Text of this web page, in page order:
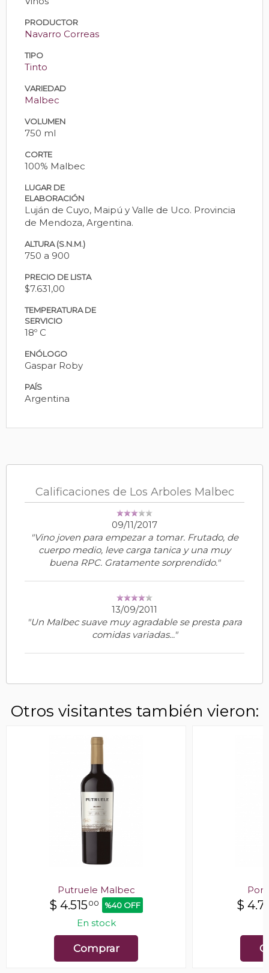
PRODUCTOR
Navarro Correas
TIPO
Tinto
VARIEDAD
Malbec
VOLUMEN
750 ml
CORTE
100% Malbec
LUGAR DE
ELABORACIÓN
Luján de Cuyo, Maipú y Valle de Uco. Provincia
de Mendoza, Argentina.
ALTURA (S.N.M.)
750 a 900
PRECIO DE LISTA
$7.631,00
TEMPERATURA DE
SERVICIO
18º C
ENÓLOGO
Gaspar Roby
PAÍS
Argentina
Calificaciones de Los Arboles Malbec
09/11/2017
"Vino joven para empezar a tomar. Frutado, de
cuerpo medio, leve carga tanica y una muy
buena RPC. Gratamente sorprendido."
13/09/2011
"Un Malbec suave muy agradable se presta para
comidas variadas..."
Otros visitantes también vieron:
Putruele Malbec
$ 4.51500 %40 OFF
En stock
Comprar
$